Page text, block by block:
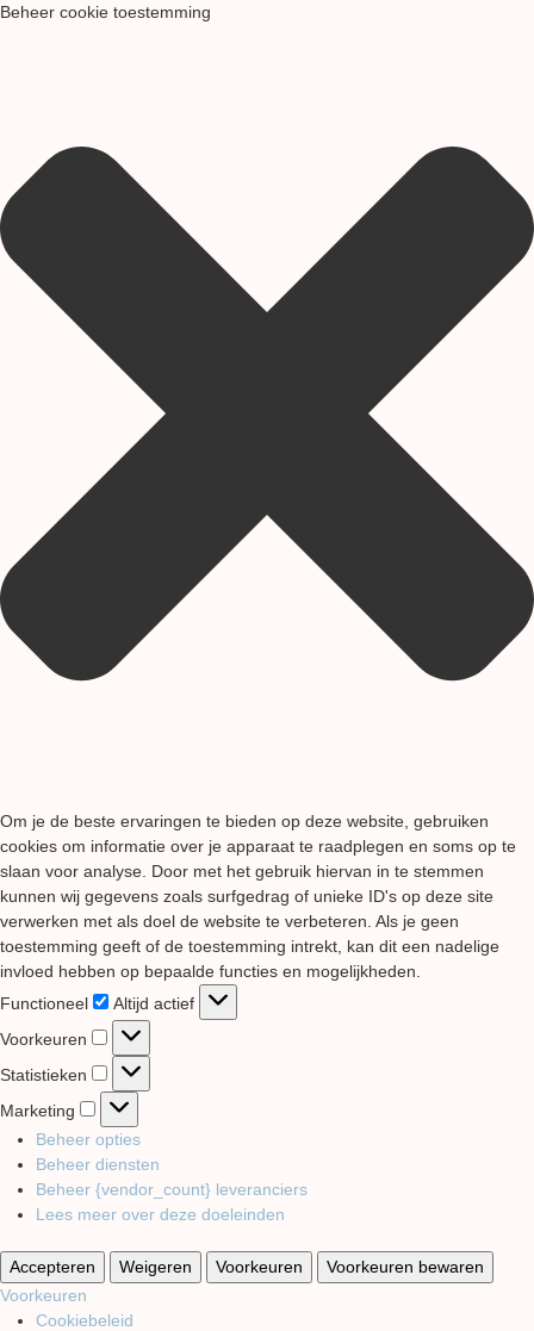
Beheer cookie toestemming
Om je de beste ervaringen te bieden op deze website, gebruiken
cookies om informatie over je apparaat te raadplegen en soms op te
slaan voor analyse. Door met het gebruik hiervan in te stemmen
kunnen wij gegevens zoals surfgedrag of unieke ID's op deze site
verwerken met als doel de website te verbeteren. Als je geen
toestemming geeft of de toestemming intrekt, kan dit een nadelige
invloed hebben op bepaalde functies en mogelijkheden.
Functioneel
Functioneel
Altijd actief
Voorkeuren
Voorkeuren
Statistieken Statistieken
Marketing
Marketing
Beheer opties
Beheer diensten
Beheer {vendor_count} leveranciers
Lees meer over deze doeleinden
Accepteren Weigeren Voorkeuren
Voorkeuren bewaren
Voorkeuren
Cookiebeleid